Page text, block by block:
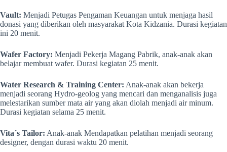
Vault: Menjadi Petugas Pengaman Keuangan untuk menjaga hasil
donasi yang diberikan oleh masyarakat Kota Kidzania. Durasi kegiatan
ini 20 menit.
Wafer Factory: Menjadi Pekerja Magang Pabrik, anak-anak akan
belajar membuat wafer. Durasi kegiatan 25 menit.
Water Research & Training Center: Anak-anak akan bekerja
menjadi seorang Hydro-geolog yang mencari dan menganalisis juga
melestarikan sumber mata air yang akan diolah menjadi air minum.
Durasi kegiatan selama 25 menit.
Vita´s Tailor: Anak-anak Mendapatkan pelatihan menjadi seorang
designer, dengan durasi waktu 20 menit.